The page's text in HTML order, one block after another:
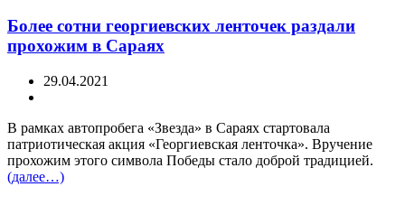
Более сотни георгиевских ленточек раздали
прохожим в Сараях
29.04.2021
В рамках автопробега «Звезда» в Сараях стартовала
патриотическая акция «Георгиевская ленточка». Вручение
прохожим этого символа Победы стало доброй традицией.
(далее…)